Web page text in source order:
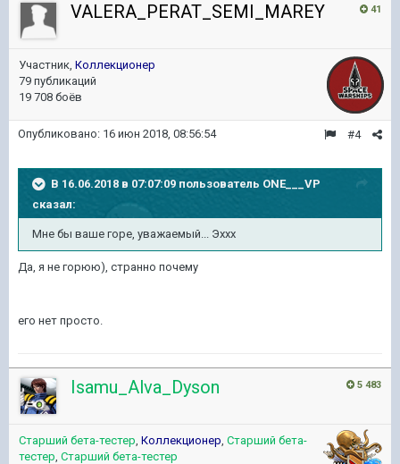
41
VALERA_PERAT_SEMI_MAREY
Участник, Коллекционер
79 публикаций
19 708 боёв
#4
Опубликовано: 16 июн 2018, 08:56:54
В 16.06.2018 в 07:07:09 пользователь ONE___VP
сказал:
Мне бы ваше горе, уважаемый... Эххх
Да, я не горюю), странно почему
его нет просто.
5 483
Isamu_Alva_Dyson
Старший бета-тестер, Коллекционер, Старший бета-
тестер, Старший бета-тестер